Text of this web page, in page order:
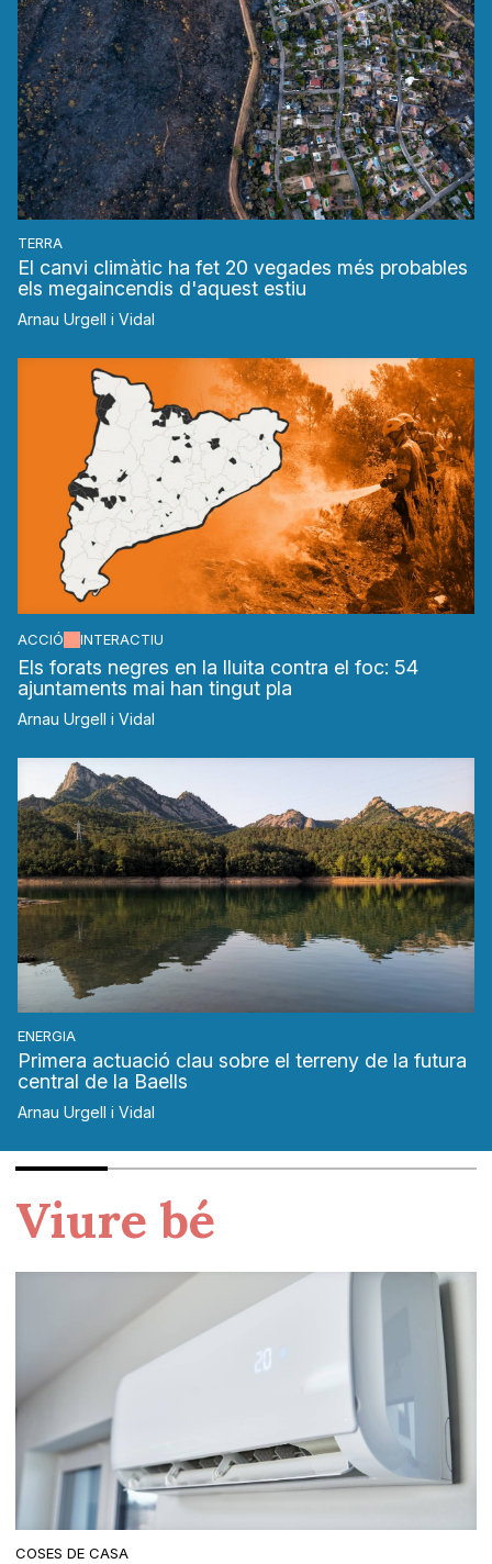
TERRA
El canvi climàtic ha fet 20 vegades més probables
els megaincendis d'aquest estiu
Arnau Urgell i Vidal
ACCIÓ INTERACTIU
Els forats negres en la lluita contra el foc: 54
ajuntaments mai han tingut pla
Arnau Urgell i Vidal
ENERGIA
Primera actuació clau sobre el terreny de la futura
central de la Baells
Arnau Urgell i Vidal
Viure bé
COSES DE CASA